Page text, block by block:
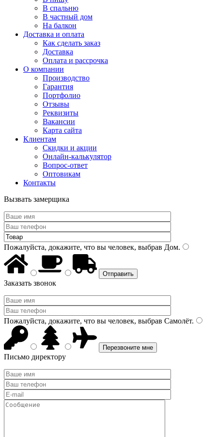
В спальню
В частный дом
На балкон
Доставка и оплата
Как сделать заказ
Доставка
Оплата и рассрочка
О компании
Производство
Гарантия
Портфолио
Отзывы
Реквизиты
Вакансии
Карта сайта
Клиентам
Скидки и акции
Онлайн-калькулятор
Вопрос-ответ
Оптовикам
Контакты
Вызвать замерщика
Пожалуйста, докажите, что вы человек, выбрав Дом.
Заказать звонок
Пожалуйста, докажите, что вы человек, выбрав Самолёт.
Письмо директору